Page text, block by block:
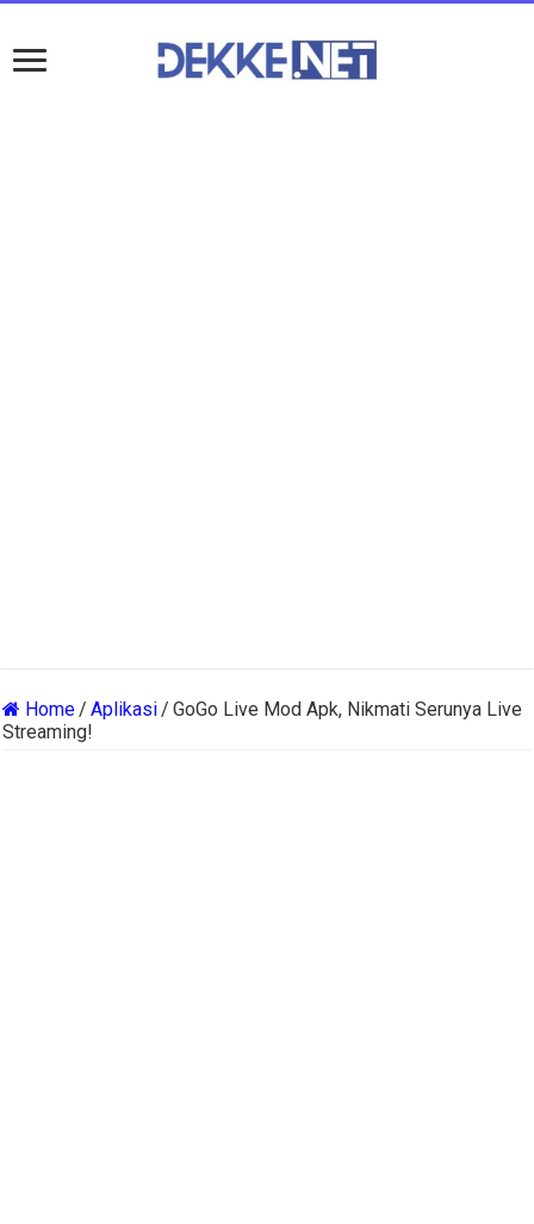
Home/ Aplikasi/ GoGo Live Mod Apk, Nikmati Serunya Live
Streaming!